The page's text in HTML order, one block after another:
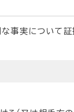
事実について